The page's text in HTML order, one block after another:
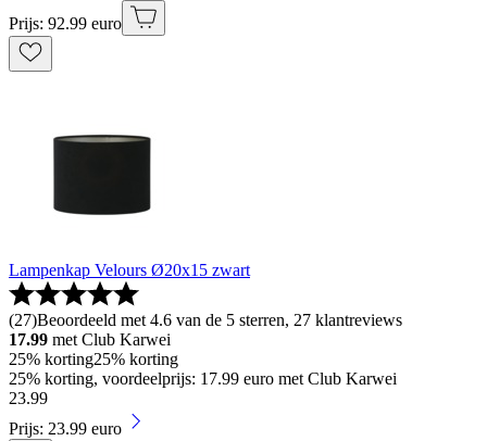
Prijs: 92.99 euro
Lampenkap Velours Ø20x15 zwart
(27)Beoordeeld met 4.6 van de 5 sterren, 27 klantreviews
17.99 met Club Karwei
25% korting25% korting
25% korting, voordeelprijs: 17.99 euro met Club Karwei
23.99
Prijs: 23.99 euro